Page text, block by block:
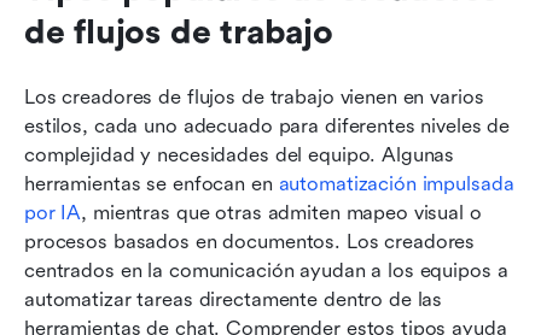
de flujos de trabajo
Los creadores de flujos de trabajo vienen en varios
estilos, cada uno adecuado para diferentes niveles de
complejidad y necesidades del equipo. Algunas
herramientas se enfocan en automatización impulsada
por IA, mientras que otras admiten mapeo visual o
procesos basados en documentos. Los creadores
centrados en la comunicación ayudan a los equipos a
automatizar tareas directamente dentro de las
herramientas de chat. Comprender estos tipos ayuda